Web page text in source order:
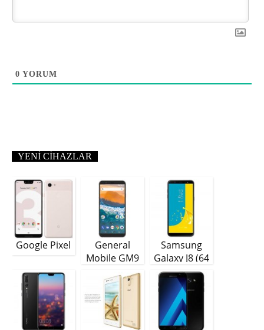
0 YORUM
YENI CIHAZLAR
Google Pixel
General
Mobile GM9
Samsung
Galaxy J8 (64
GB)